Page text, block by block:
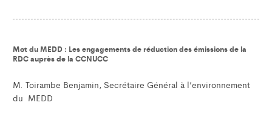
Mot du MEDD : Les engagements de réduction des émissions de la
RDC auprès de la CCNUCC
M. Toirambe Benjamin, Secrétaire Général à l’environnement
du MEDD